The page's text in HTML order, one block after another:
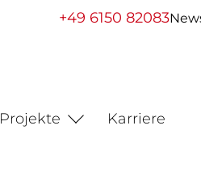
+49 6150 82083
Projekte Karriere